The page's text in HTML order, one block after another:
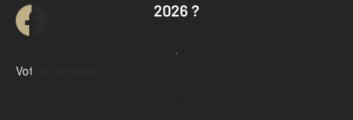
2026 ?
Je découvre
Votre compte :
Accéder à mon compte